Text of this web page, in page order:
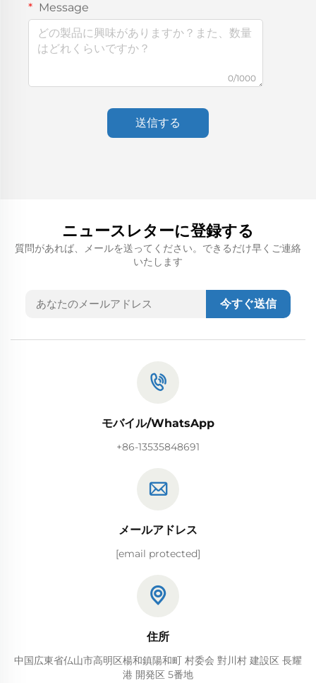
Message
0/1000
送信する
ニュースレターに登録する
質問があれば、メールを送ってください。できるだけ早くご連絡
いたします
今すぐ送信
モバイル/WhatsApp
+86-13535848691
メールアドレス
[email protected]
住所
中国広東省仏山市高明区楊和鎮陽和町 村委会 對川村 建設区 長耀
港 開発区 5番地